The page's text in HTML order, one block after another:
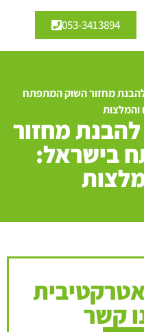
053-3413894
מחזור השוק המתפתח
והמלצות
מחזור
בישראל:
קשר